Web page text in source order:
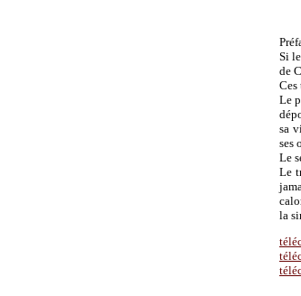
Si
de
Ces
Le
sa
ses
Le
Le
la